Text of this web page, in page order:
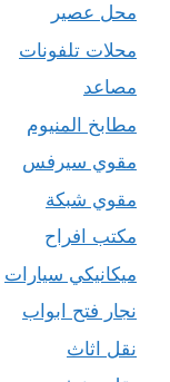
محل عصير
محلات تلفونات
مصاعد
مطابخ المنيوم
مقوي سيرفس
مقوي شبكة
مكتب افراح
ميكانيكي سيارات
نجار فتح ابواب
نقل اثاث